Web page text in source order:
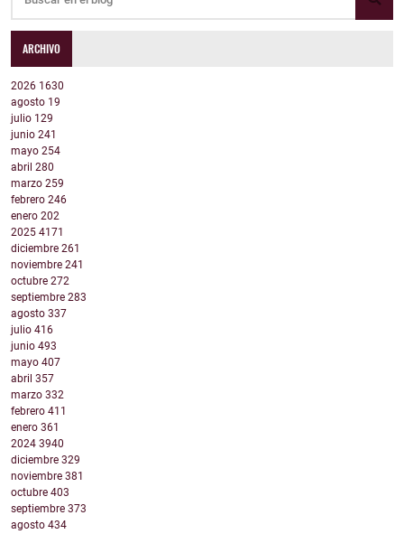
ARCHIVO
2026 1630
agosto 19
julio 129
junio 241
mayo 254
abril 280
marzo 259
febrero 246
enero 202
2025 4171
diciembre 261
noviembre 241
octubre 272
septiembre 283
agosto 337
julio 416
junio 493
mayo 407
abril 357
marzo 332
febrero 411
enero 361
2024 3940
diciembre 329
noviembre 381
octubre 403
septiembre 373
agosto 434